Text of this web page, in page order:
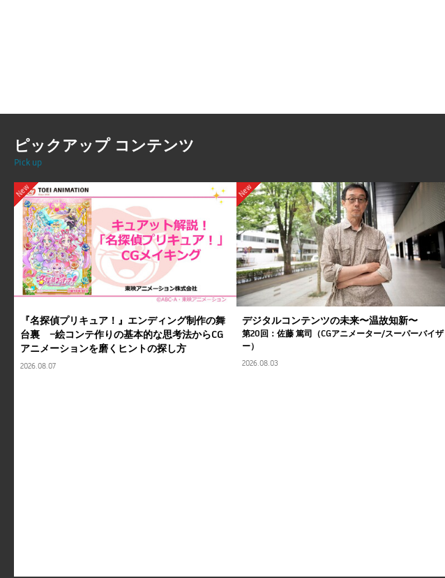
ピックアップ コンテンツ
Pick up
New
『名探偵プリキュア！』エンディング制作の舞
台裏 ―絵コンテ作りの基本的な思考法からCG
アニメーションを磨くヒントの探し方
2026.08.07
New
デジタルコンテンツの未来〜温故知新〜
第20回：佐藤 篤司（CGアニメーター/スーパーバイザ
ー）
2026.08.03